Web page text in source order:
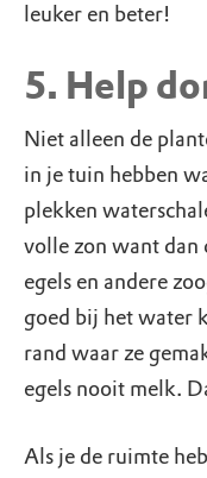
leuker en beter!
5. Help
Niet alleen de
in je tuin hebben
plekken
volle zon want dan
egels en andere
goed bij het water
rand waar ze
egels nooit melk.
Als je de ruimte